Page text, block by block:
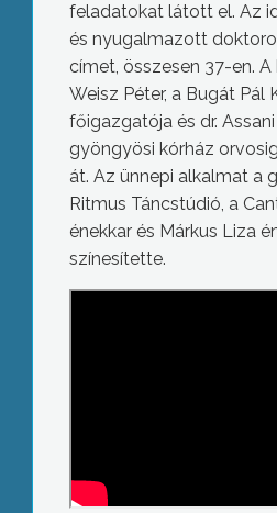
feladatokat látott el. Az
és nyugalmazott
címet, összesen 37-en.
Weisz Péter, a Bugát Pál
főigazgatója és dr. Assani
gyöngyösi kórház
át. Az ünnepi alkalmat a
Ritmus Táncstúdió, a
énekkar és Márkus Liza
színesítette.
Ciki is elismerősen